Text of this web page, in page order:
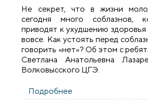
Не секрет, что в жизни
сегодня много соблазнов,
приводят к ухудшению
вовсе. Как устоять перед
говорить «нет»? Об этом с
Светлана Анатольевна
Волковысского ЦГЭ.
Подробнее
областной акции